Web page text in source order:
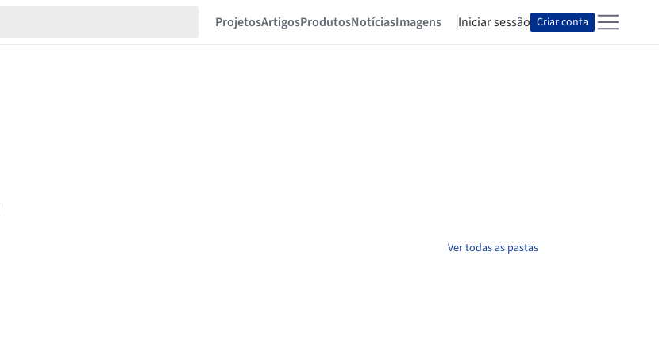
ProjetosArtigosProdutosNotíciasImagens Iniciar sessão Criar conta
Ver todas as pastas